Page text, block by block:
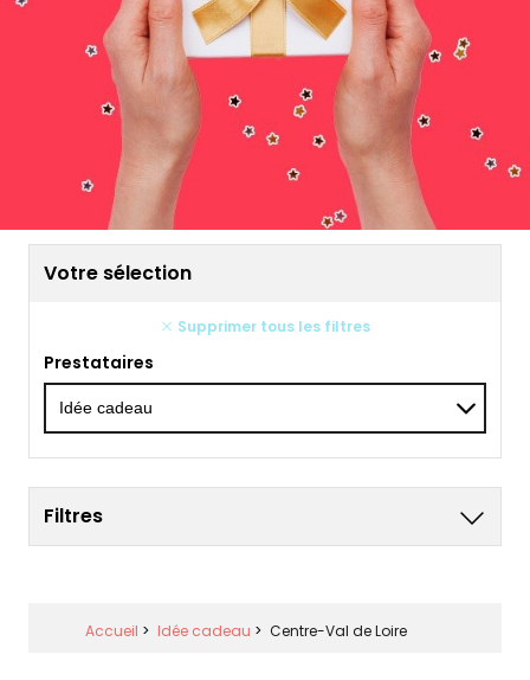
Votre sélection
Supprimer tous les filtres
Prestataires
Filtres
Accueil > Idée cadeau > Centre-Val de Loire